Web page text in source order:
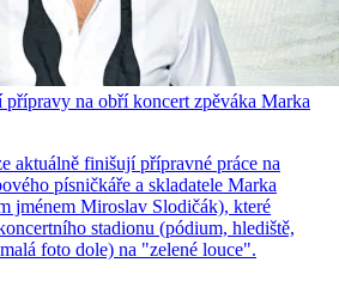
na obří koncert zpěváka Marka
aktuálně finišují přípravné práce na
písničkáře a skladatele Marka
jménem Miroslav Slodičák), které
stadionu (pódium, hlediště,
foto dole) na "zelené louce".